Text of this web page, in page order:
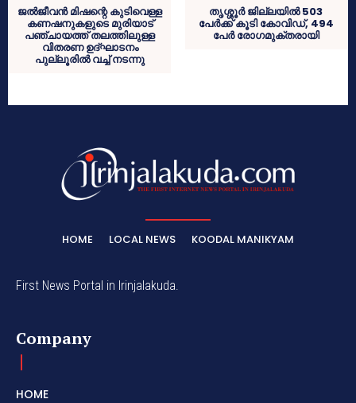
ജല്‍ജീവന്‍ മിഷന്റെ കുടിവെള്ള
കണഷനുകളുടെ മുരിയാട്
പഞ്ചായത്ത് തലത്തിലുള്ള
വിതരണ ഉദ്ഘാടനം
പുല്ലൂരില്‍ വച്ച് നടന്നു
തൃശ്ശൂര്‍ ജില്ലയില്‍ 503
പേര്‍ക്ക് കൂടി കോവിഡ്, 494
പേര്‍ രോഗമുക്തരായി
HOME LOCAL NEWS KOODAL MANIKYAM
First News Portal in Irinjalakuda.
Company
HOME